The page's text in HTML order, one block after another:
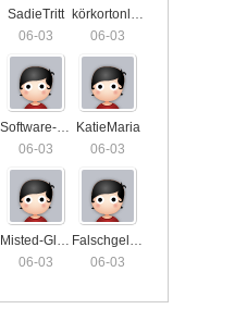
SadieTritt
06-03
körkortonline4406
06-03
Software-For-SEO-Agency5648
06-03
KatieMaria
06-03
Misted-Glass-Repair5115
06-03
Falschgeld-Verkaufen-Darknet9186
06-03